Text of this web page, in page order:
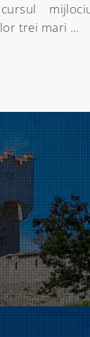
din
oficial …